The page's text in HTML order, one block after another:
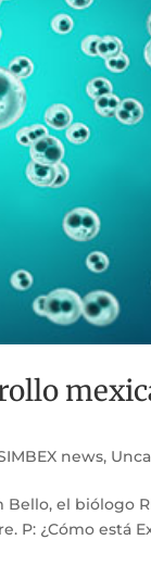
news,
el biólogo
P: ¿Cómo está